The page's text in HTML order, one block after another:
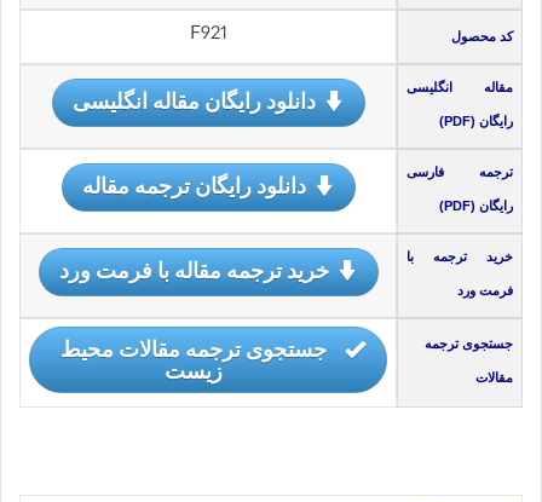
کد محصول F921
مقاله انگلیسی
رایگان (PDF)
دانلود رایگان مقاله انگلیسی
ترجمه فارسی
رایگان (PDF)
دانلود رایگان ترجمه مقاله
خرید ترجمه با
فرمت ورد
خرید ترجمه مقاله با فرمت ورد
جستجوی ترجمه
مقالات
جستجوی ترجمه مقالات محیط
زیست